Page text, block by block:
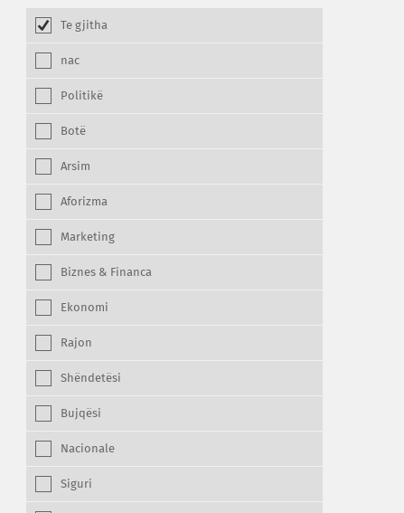
Te gjitha
nac
Politikë
Botë
Arsim
Aforizma
Marketing
Biznes & Financa
Ekonomi
Rajon
Shëndetësi
Bujqësi
Nacionale
Siguri